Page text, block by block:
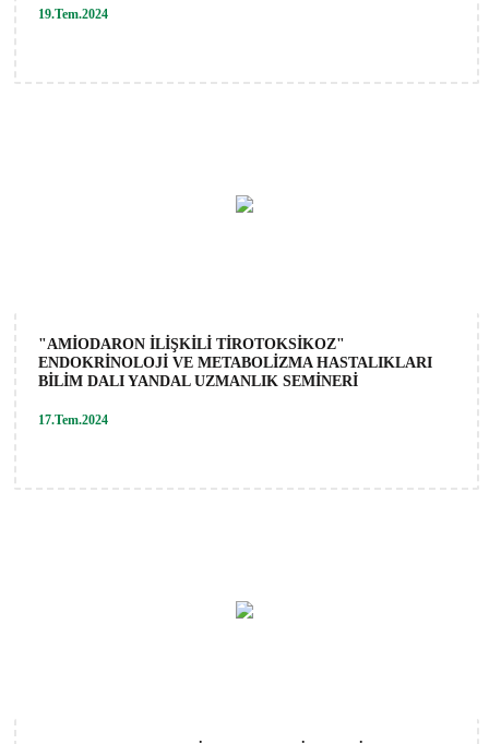
19.Tem.2024
"AMİODARON İLİŞKİLİ TİROTOKSİKOZ"
ENDOKRİNOLOJİ VE METABOLİZMA HASTALIKLARI
BİLİM DALI YANDAL UZMANLIK SEMİNERİ
17.Tem.2024